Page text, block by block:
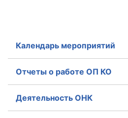
Календарь мероприятий
Отчеты о работе ОП КО
Деятельность ОНК